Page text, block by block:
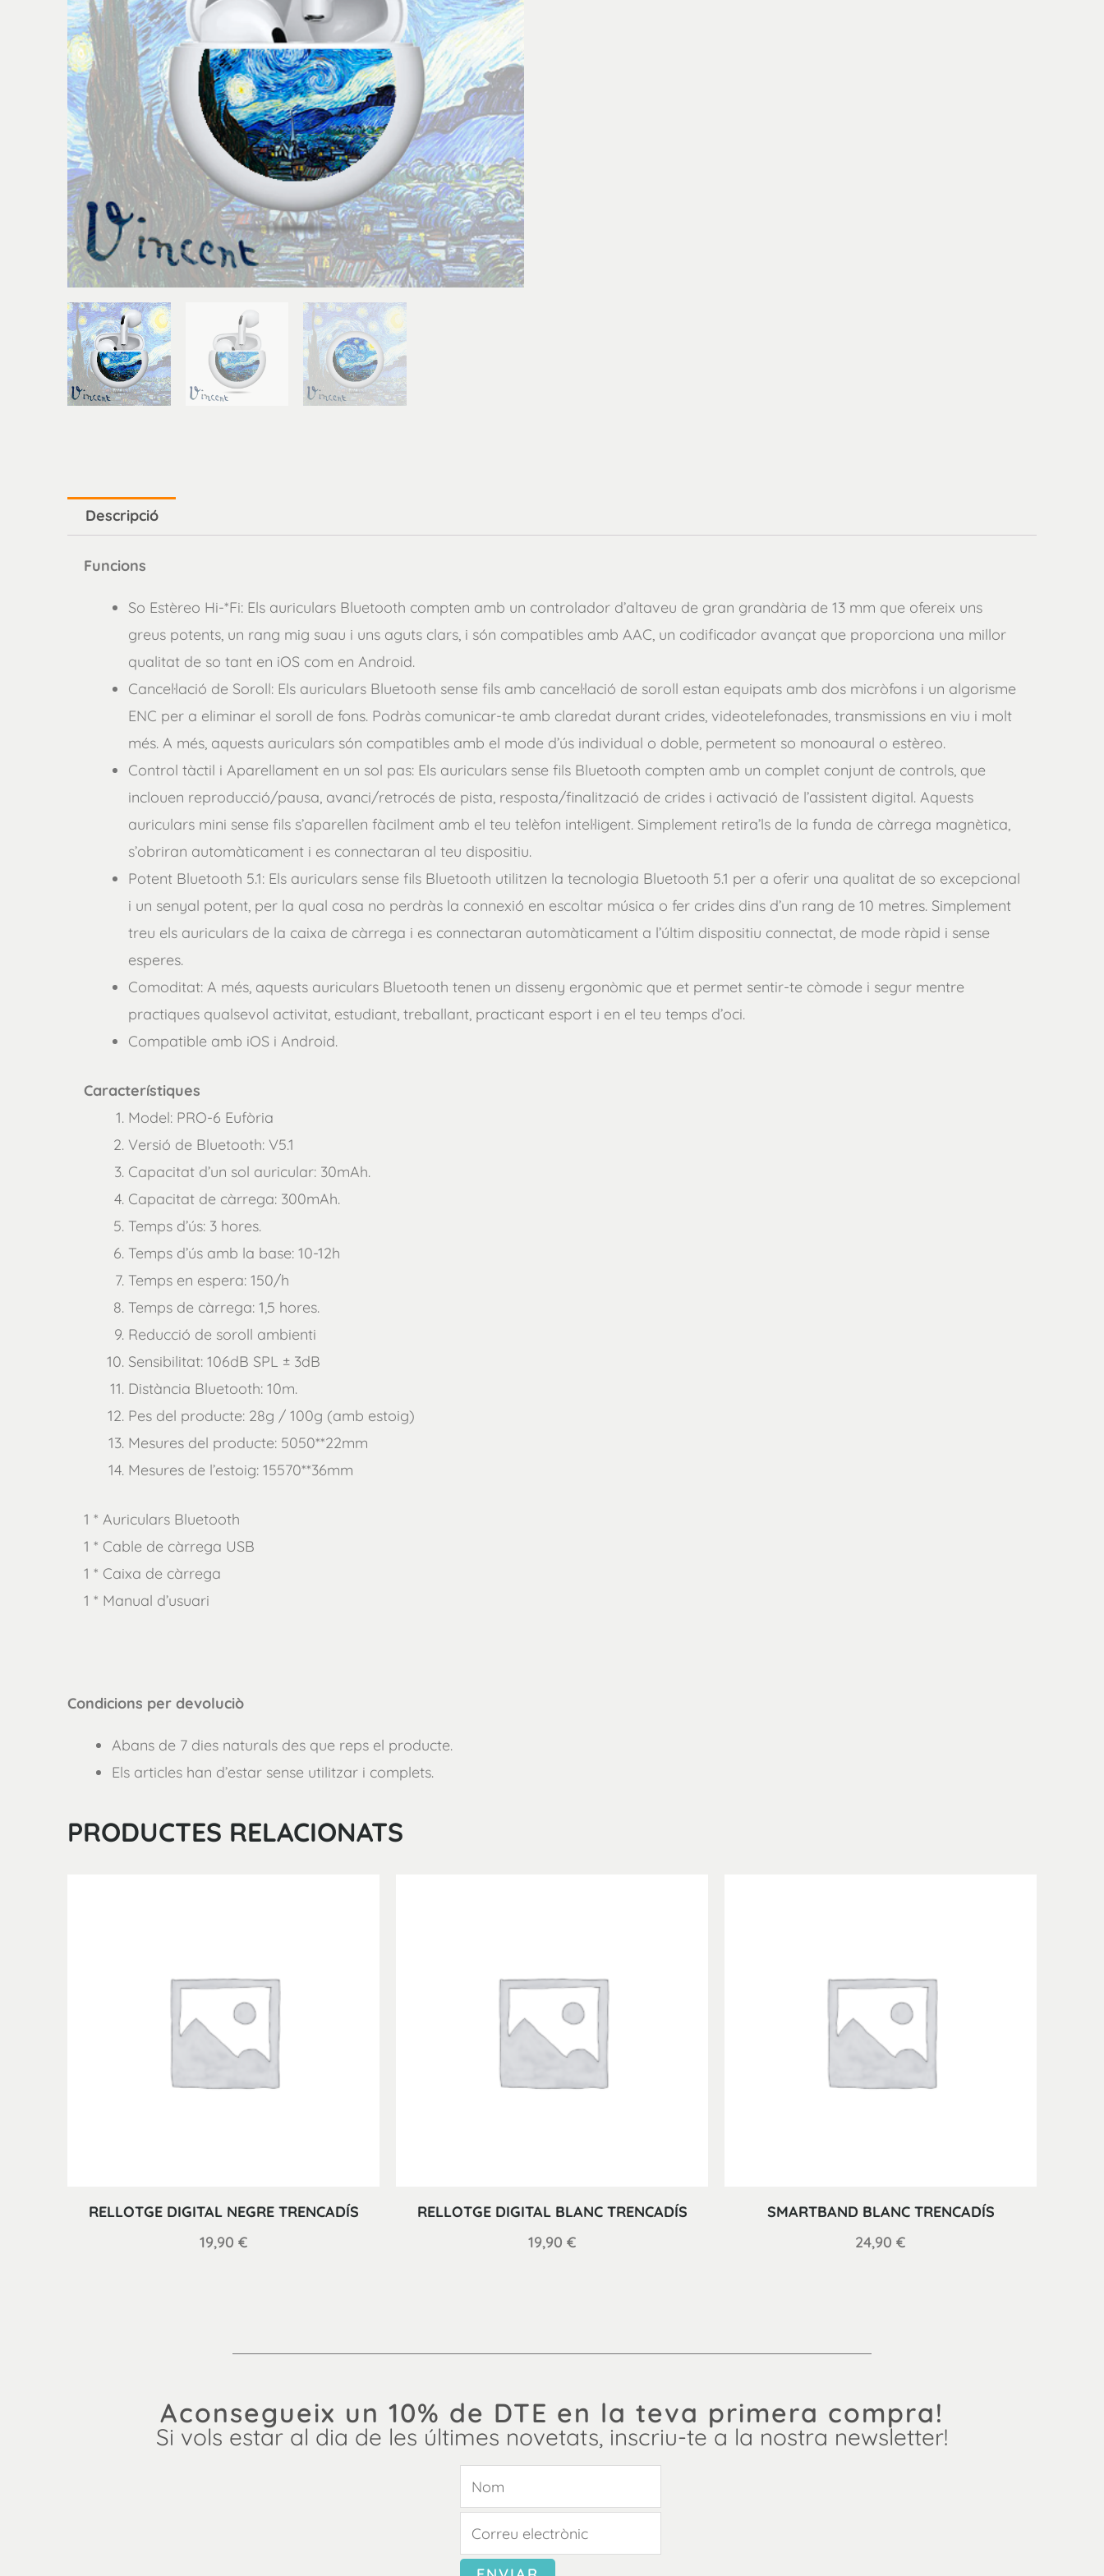
Descripció
Funcions
So Estèreo Hi-*Fi: Els auriculars Bluetooth compten amb un controlador d’altaveu de gran grandària de 13 mm que ofereix uns
greus potents, un rang mig suau i uns aguts clars, i són compatibles amb AAC, un codificador avançat que proporciona una millor
qualitat de so tant en iOS com en Android.
Cancel·lació de Soroll: Els auriculars Bluetooth sense fils amb cancel·lació de soroll estan equipats amb dos micròfons i un algorisme
ENC per a eliminar el soroll de fons. Podràs comunicar-te amb claredat durant crides, videotelefonades, transmissions en viu i molt
més. A més, aquests auriculars són compatibles amb el mode d’ús individual o doble, permetent so monoaural o estèreo.
Control tàctil i Aparellament en un sol pas: Els auriculars sense fils Bluetooth compten amb un complet conjunt de controls, que
inclouen reproducció/pausa, avanci/retrocés de pista, resposta/finalització de crides i activació de l’assistent digital. Aquests
auriculars mini sense fils s’aparellen fàcilment amb el teu telèfon intel·ligent. Simplement retira’ls de la funda de càrrega magnètica,
s’obriran automàticament i es connectaran al teu dispositiu.
Potent Bluetooth 5.1: Els auriculars sense fils Bluetooth utilitzen la tecnologia Bluetooth 5.1 per a oferir una qualitat de so excepcional
i un senyal potent, per la qual cosa no perdràs la connexió en escoltar música o fer crides dins d’un rang de 10 metres. Simplement
treu els auriculars de la caixa de càrrega i es connectaran automàticament a l’últim dispositiu connectat, de mode ràpid i sense
esperes.
Comoditat: A més, aquests auriculars Bluetooth tenen un disseny ergonòmic que et permet sentir-te còmode i segur mentre
practiques qualsevol activitat, estudiant, treballant, practicant esport i en el teu temps d’oci.
Compatible amb iOS i Android.
Característiques
Model: PRO-6 Eufòria
Versió de Bluetooth: V5.1
Capacitat d’un sol auricular: 30mAh.
Capacitat de càrrega: 300mAh.
Temps d’ús: 3 hores.
Temps d’ús amb la base: 10-12h
Temps en espera: 150/h
Temps de càrrega: 1,5 hores.
Reducció de soroll ambienti
Sensibilitat: 106dB SPL ± 3dB
Distància Bluetooth: 10m.
Pes del producte: 28g / 100g (amb estoig)
Mesures del producte: 5050**22mm
Mesures de l’estoig: 15570**36mm
1 * Auriculars Bluetooth
1 * Cable de càrrega USB
1 * Caixa de càrrega
1 * Manual d’usuari
Condicions per devoluciò
Abans de 7 dies naturals des que reps el producte.
Els articles han d’estar sense utilitzar i complets.
PRODUCTES RELACIONATS
RELLOTGE DIGITAL NEGRE TRENCADÍS
19,90 €
RELLOTGE DIGITAL BLANC TRENCADÍS
19,90 €
SMARTBAND BLANC TRENCADÍS
24,90 €
Aconsegueix un 10% de DTE en la teva primera compra!
Si vols estar al dia de les últimes novetats, inscriu-te a la nostra newsletter!